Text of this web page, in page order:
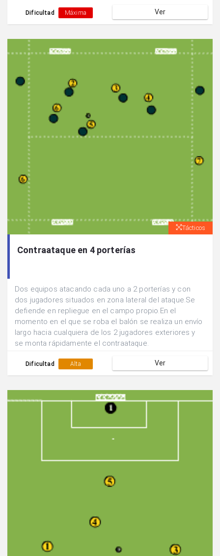
Dificultad Máxima Ver
Tácticos
Contraataque en 4 porterías
Dos equipos atacando cada uno a 2 porterías y con
dos jugadores situados en zona lateral del ataque.Se
defiende en repliegue en el campo propio.En el
momento en el que se roba el balón se realiza un envío
largo hacia cualquiera de los 2 jugadores exteriores y
se monta rápidamente el contraataque.
Dificultad Alta Ver